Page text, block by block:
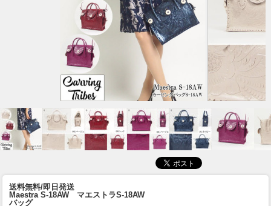
送料無料/即日発送
Maestra S-18AW マエストラS-18AW
バッグ